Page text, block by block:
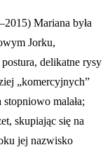
Mariana była
Jorku,
delikatne rysy
„komercyjnych”
malała;
skupiając się na
jej nazwisko